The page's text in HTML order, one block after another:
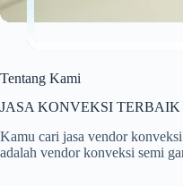
Tentang Kami
JASA KONVEKSI TERBAIK
Kamu cari jasa vendor
adalah vendor konveksi semi